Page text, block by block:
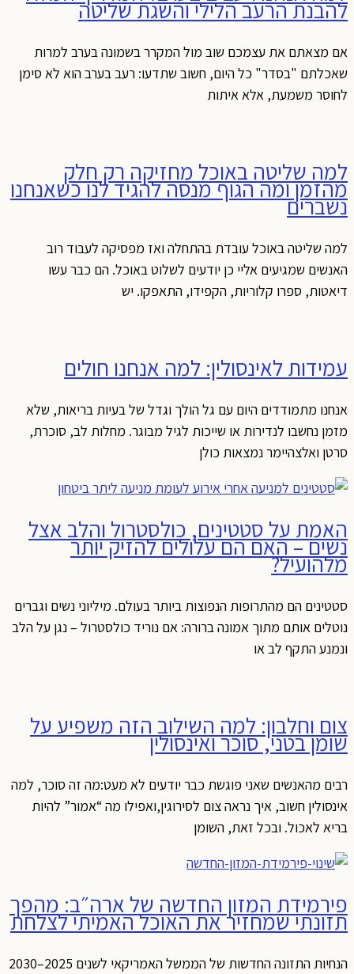
להבנת הרעב הלילי והשגת שליטה
אם מצאתם את עצמכם שוב מול המקרר בשמונה בערב למרות
שאכלתם "בסדר" כל היום, חשוב שתדעו: רעב בערב הוא לא סימן
לחוסר משמעת, אלא איתות
למה שליטה באוכל מחזיקה רק חלק
מהזמן ומה הגוף מנסה להגיד לנו כשאנחנו
נשברים
למה שליטה באוכל עובדת בהתחלה ואז מפסיקה לעבוד רוב
האנשים שמגיעים אליי כן יודעים לשלוט באוכל. הם כבר עשו
דיאטות, ספרו קלוריות, הקפידו, התאפקו. יש
עמידות לאינסולין: למה אנחנו חולים
אנחנו מתמודדים היום עם גל הולך וגדל של בעיות בריאות, שלא
מזמן נחשבו לנדירות או שייכות לגיל מבוגר. מחלות לב, סוכרת,
סרטן ואלצהיימר נמצאות כולן
האמת על סטטינים, כולסטרול והלב אצל
נשים – האם הם עלולים להזיק יותר
מלהועיל?
סטטינים הם מהתרופות הנפוצות ביותר בעולם. מיליוני נשים וגברים
נוטלים אותם מתוך אמונה ברורה: אם נוריד כולסטרול – נגן על הלב
ונמנע התקף לב או
צום וחלבון: למה השילוב הזה משפיע על
שומן בטני, סוכר ואינסולין
רבים מהאנשים שאני פוגשת כבר יודעים לא מעט:מה זה סוכר, למה
אינסולין חשוב, איך נראה צום לסירוגין,ואפילו מה “אמור” להיות
בריא לאכול. ובכל זאת, השומן
פירמידת המזון החדשה של ארה״ב: מהפך
תזונתי שמחזיר את האוכל האמיתי לצלחת
הנחיות התזונה החדשות של הממשל האמריקאי לשנים 2025–2030